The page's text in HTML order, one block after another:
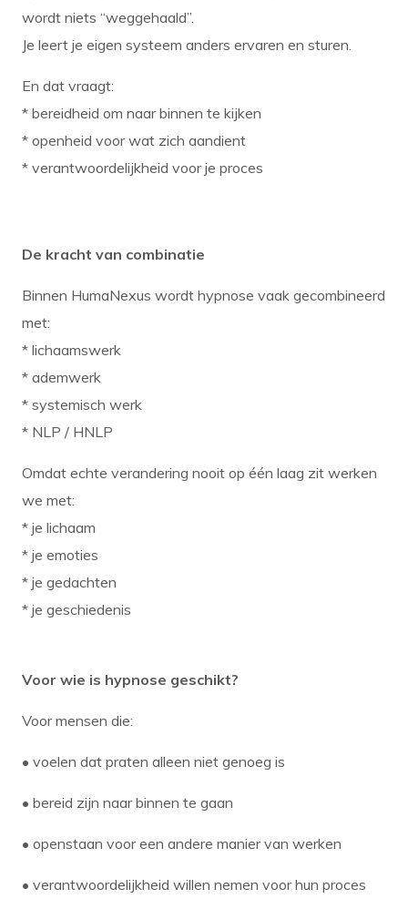
wordt niets “weggehaald”.
Je leert je eigen systeem anders ervaren en sturen.
En dat vraagt:
* bereidheid om naar binnen te kijken
* openheid voor wat zich aandient
* verantwoordelijkheid voor je proces
De kracht van combinatie
Binnen HumaNexus wordt hypnose vaak gecombineerd
met:
* lichaamswerk
* ademwerk
* systemisch werk
* NLP / HNLP
Omdat echte verandering nooit op één laag zit werken
we met:
* je lichaam
* je emoties
* je gedachten
* je geschiedenis
Voor wie is hypnose geschikt?
Voor mensen die:
• voelen dat praten alleen niet genoeg is
• bereid zijn naar binnen te gaan
• openstaan voor een andere manier van werken
• verantwoordelijkheid willen nemen voor hun proces